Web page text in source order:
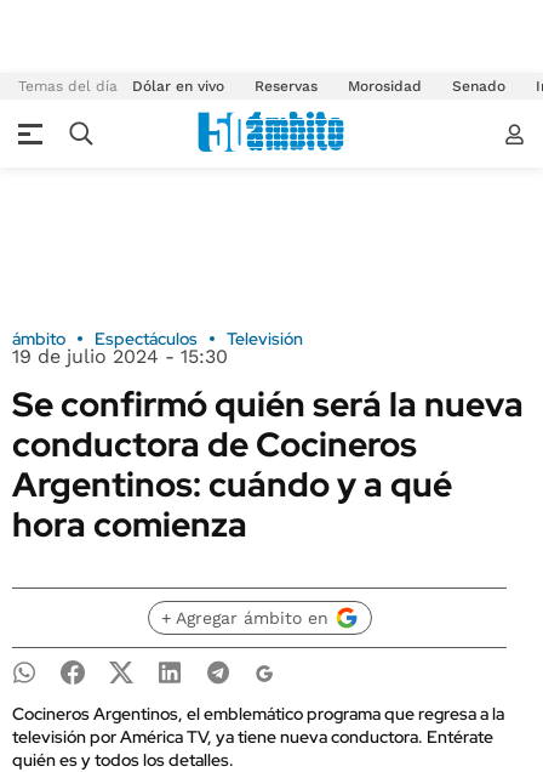
Temas del día Dólar en vivo Reservas Morosidad Senado
ámbito Espectáculos Televisión
19 de julio 2024 - 15:30
Se confirmó quién será la nueva
conductora de Cocineros
Argentinos: cuándo y a qué
hora comienza
+ Agregar ámbito en
Cocineros Argentinos, el emblemático programa que regresa a la
televisión por América TV, ya tiene nueva conductora. Entérate
quién es y todos los detalles.